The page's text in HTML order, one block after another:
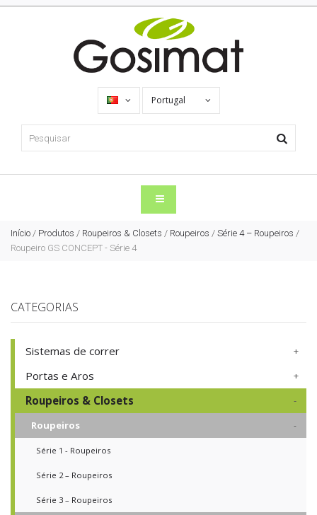
Portugal
Início / Produtos / Roupeiros & Closets / Roupeiros / Série 4 – Roupeiros /
Roupeiro GS CONCEPT - Série 4
CATEGORIAS
Sistemas de correr
Portas e Aros
Roupeiros & Closets
Roupeiros
Série 1 - Roupeiros
Série 2 – Roupeiros
Série 3 – Roupeiros